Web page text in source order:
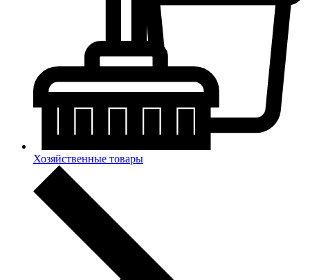
Хозяйственные товары